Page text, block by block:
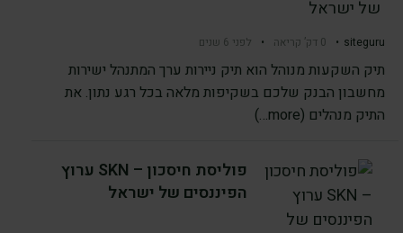
siteguru
• 0 דק’ קריאה • לפני 6 שנים
תיק השקעות מנוהל הוא תיק ניירות ערך המתנהל ישירות
מחשבון הבנק שלכם בשקיפות מלאה בכל רגע נתון. את
התיק מנהלים (more…)
פוליסת חיסכון – SKN ערוץ
הפיננסים של ישראל